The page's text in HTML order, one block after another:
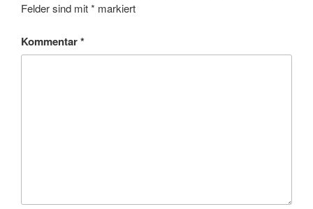
Felder sind mit* markiert
Kommentar*